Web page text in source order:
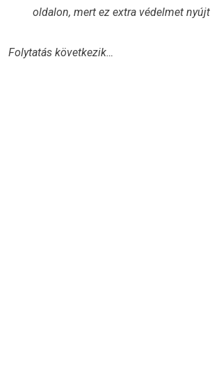
oldalon, mert ez extra védelmet
Folytatás következik…